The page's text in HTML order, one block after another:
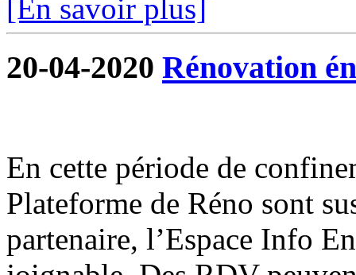
[En savoir plus]
20-04-2020 Rénovation
En cette période de
Plateforme de Réno sont
partenaire, l’Espace Info